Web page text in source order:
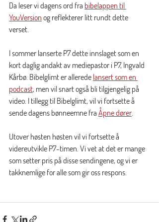
Da leser vi dagens ord fra bibelappen til
YouVersion og reflekterer litt rundt dette
verset.
I sommer lanserte P7 dette innslaget som en
kort daglig andakt av mediepastor i P7, Ingvald
Kårbø. Bibelglimt er allerede lansert som en
podcast, men vil snart også bli tilgjengelig på
video. I tillegg til Bibelglimt, vil vi fortsette å
sende dagens bønneemne fra Åpne dører.
Utover høsten høsten vil vi fortsette å
videreutvikle P7-timen. Vi vet at det er mange
som setter pris på disse sendingene, og vi er
takknemlige for alle som gir oss respons.